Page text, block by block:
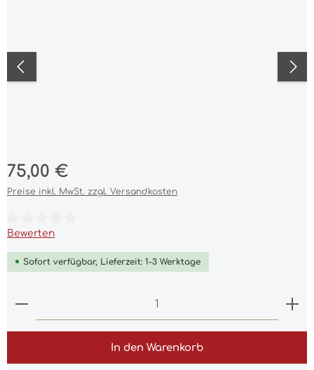
Regulärer Preis:
75,00 €
Preise inkl. MwSt. zzgl. Versandkosten
Durchschnittliche Bewertung von 0 von 5 Sternen
Bewerten
Sofort verfügbar, Lieferzeit: 1-3 Werktage
Produkt Anzahl: Gib den gewünschten Wert
In den Warenkorb